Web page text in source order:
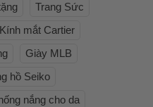
Trang Sức
Kính mắt Cartier
Giày MLB
hồ Seiko
nắng cho da